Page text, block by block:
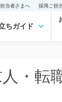
当者さまへ 採用ご担
ちガイド
・転